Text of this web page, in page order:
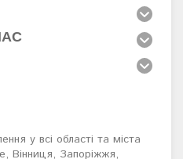
у всі області та міста
Вінниця, Запоріжжя,